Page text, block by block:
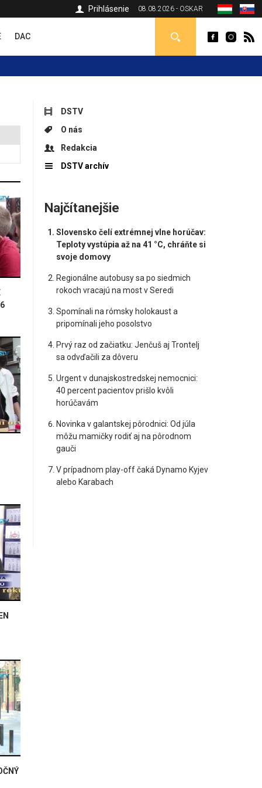
08.08.2026 - OSKAR
Prihlásenie
DAC
DSTV
O nás
Redakcia
DSTV archív
Najčítanejšie
Slovensko čelí extrémnej vlne horúčav:
Teploty vystúpia až na 41 °C, chráňte si
svoje domovy
Regionálne autobusy sa po siedmich
rokoch vracajú na most v Seredi
Spomínali na rómsky holokaust a
pripomínali jeho posolstvo
Prvý raz od začiatku: Jenčuš aj Trontelj
sa odvďačili za dôveru
Urgent v dunajskostredskej nemocnici:
40 percent pacientov prišlo kvôli
horúčavám
Novinka v galantskej pôrodnici: Od júla
môžu mamičky rodiť aj na pôrodnom
gauči
V prípadnom play-off čaká Dynamo Kyjev
alebo Karabach